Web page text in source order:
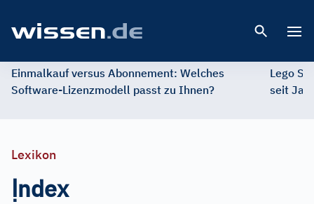
Einmalkauf versus Abonnement: Welches
Software-Lizenzmodell passt zu Ihnen?
Lego
seit
Lexikon
Ịndex